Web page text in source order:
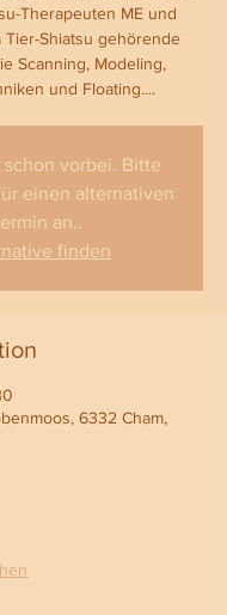
Therapeuten ME und
Tier-Shiatsu gehörende
Scanning, Modeling,
und Floating....
schon vorbei. Bitte
einen alternativen
an..
finden
6332 Cham,